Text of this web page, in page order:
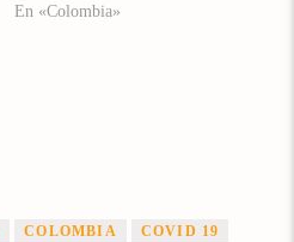
En «Colombia»
COLOMBIA COVID 19